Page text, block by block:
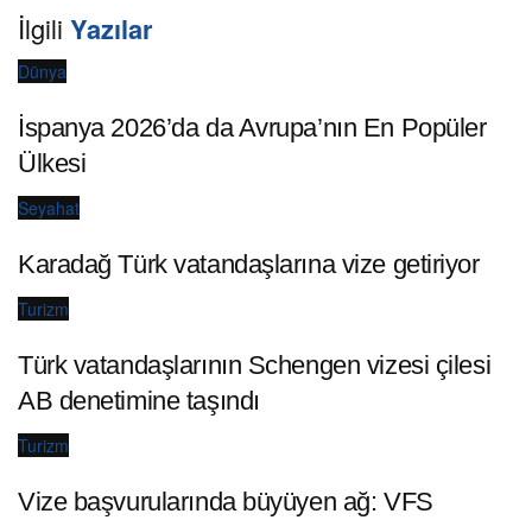
İlgili Yazılar
Dünya
İspanya 2026’da da Avrupa’nın En Popüler
Ülkesi
Seyahat
Karadağ Türk vatandaşlarına vize getiriyor
Turizm
Türk vatandaşlarının Schengen vizesi çilesi
AB denetimine taşındı
Turizm
Vize başvurularında büyüyen ağ: VFS